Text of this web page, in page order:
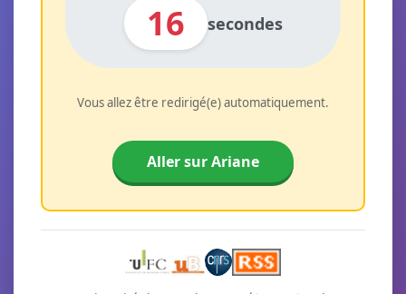
16 secondes
Vous allez être redirigé(e) automatiquement.
Aller sur Ariane